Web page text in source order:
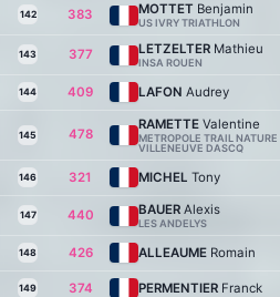
142 383 MOTTET Benjamin
US IVRY TRIATHLON
143 377 LETZELTER Mathieu
INSA ROUEN
144 409 LAFON Audrey
145 478
RAMETTE Valentine
METROPOLE TRAIL NATURE
VILLENEUVE DASCQ
146 321 MICHEL Tony
147 440 BAUER Alexis
LES ANDELYS
148 426 ALLEAUME Romain
149 374 PERMENTIER Franck